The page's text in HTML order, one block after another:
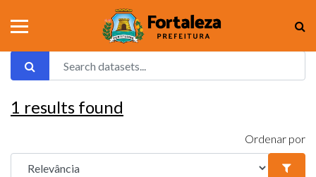
1 results found
Ordenar por